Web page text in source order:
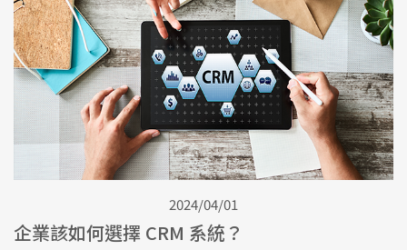
2024/04/01
企業該如何選擇 CRM 系統？